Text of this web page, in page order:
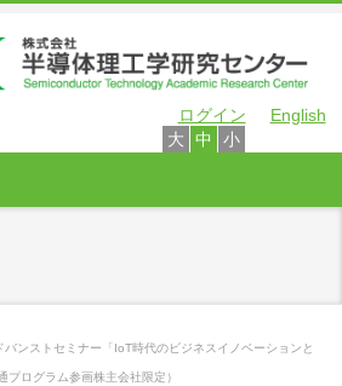
English
ログイン
小
中
大
ンストセミナー「IoT時代のビジネスイノベーションと
プログラム参画株主会社限定）